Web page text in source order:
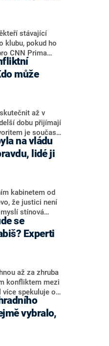
Popsal i
političtí
„Je to
vlády. Ministři s
ale ukazovat
CNN Prima
stávající
klubu, pokud ho
CNN Prima
hejtman
by takto mohl
je dnes
to na dotaz
ODS
s odchodem
Česko není
může
až v
dobu přijímají
je současná
pak bookmakeři
premiéra
Karla Havlíčka.
je poslanec za
nicméně
zmíněné trojice
koalice dosud
konkurovat.
na vládu
lidé ji
kabinetem od
že justici není
stínová
V
nebrala servítky
Jeronýma
pro lidská
„svoloč“ na
se také
či promluvila o
Experti
až za zhruba
konfliktem mezi
více spekuluje o
současná
znovu vytahují
Jak moc je
volbách 2028
vybralo,